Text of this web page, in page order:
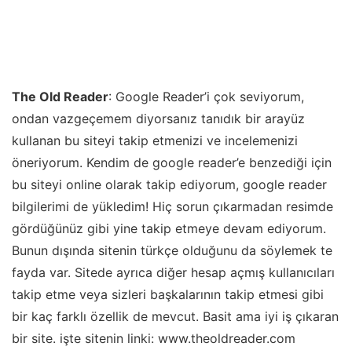
The Old Reader: Google Reader’i çok seviyorum,
ondan vazgeçemem diyorsanız tanıdık bir arayüz
kullanan bu siteyi takip etmenizi ve incelemenizi
öneriyorum. Kendim de google reader’e benzediği için
bu siteyi online olarak takip ediyorum, google reader
bilgilerimi de yükledim! Hiç sorun çıkarmadan resimde
gördüğünüz gibi yine takip etmeye devam ediyorum.
Bunun dışında sitenin türkçe olduğunu da söylemek te
fayda var. Sitede ayrıca diğer hesap açmış kullanıcıları
takip etme veya sizleri başkalarının takip etmesi gibi
bir kaç farklı özellik de mevcut. Basit ama iyi iş çıkaran
bir site. işte sitenin linki: www.theoldreader.com